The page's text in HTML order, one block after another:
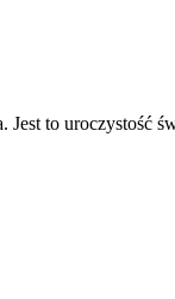
to uroczystość